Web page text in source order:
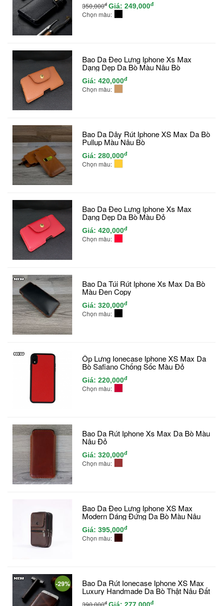
350,000đ Giá: 249,000đ
Chọn màu:
Bao Da Đeo Lưng Iphone Xs Max
Dạng Dẹp Da Bò Màu Nâu Bò
Giá: 420,000đ
Chọn màu:
Bao Da Dây Rút Iphone XS Max Da Bò
Pullup Màu Nâu Bò
Giá: 280,000đ
Chọn màu:
Bao Da Đeo Lưng Iphone Xs Max
Dạng Dẹp Da Bò Màu Đỏ
Giá: 420,000đ
Chọn màu:
Bao Da Túi Rút Iphone Xs Max Da Bò
Màu Đen Copy
Giá: 320,000đ
Chọn màu:
Ốp Lưng Ionecase Iphone XS Max Da
Bò Safiano Chống Sốc Màu Đỏ
Giá: 220,000đ
Chọn màu:
Bao Da Rút Iphone Xs Max Da Bò Màu
Nâu Đỏ
Giá: 320,000đ
Chọn màu:
Bao Da Đeo Lưng Iphone XS Max
Modern Dáng Đứng Da Bò Màu Nâu
Giá: 395,000đ
Chọn màu:
-29% Bao Da Rút Ionecase Iphone XS Max
Luxury Handmade Da Bò Thật Nâu Đất
390,000đ đ